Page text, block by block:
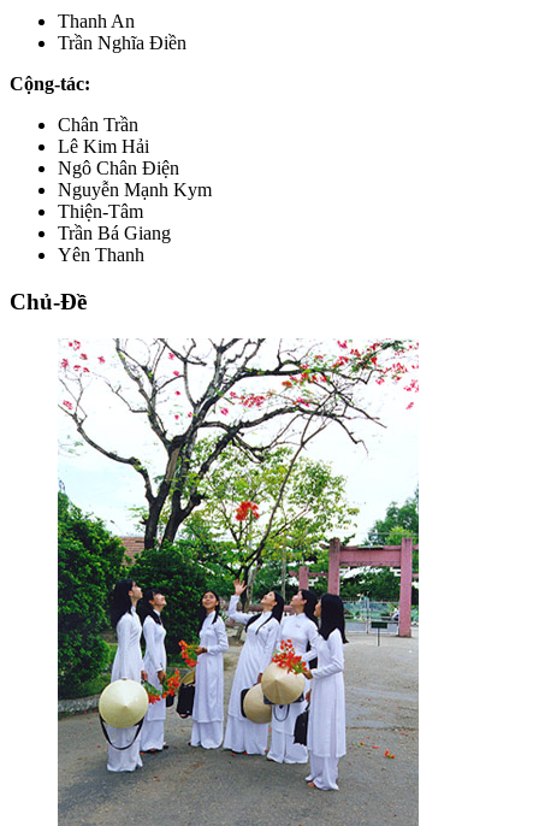
Thanh An
Trần Nghĩa Điền
Cộng-tác:
Chân Trần
Lê Kim Hải
Ngô Chân Điện
Nguyễn Mạnh Kym
Thiện-Tâm
Trần Bá Giang
Yên Thanh
Chủ-Đề